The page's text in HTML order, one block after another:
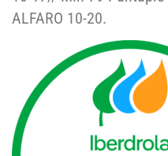
ALFARO 10-20.